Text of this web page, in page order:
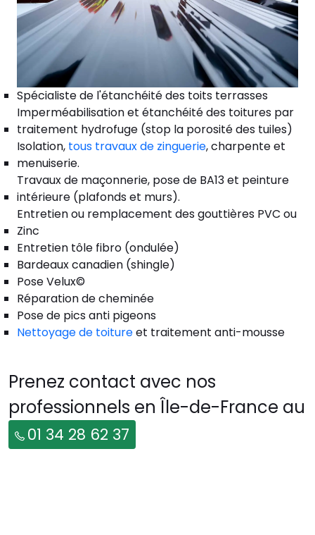
Spécialiste de l'étanchéité des toits terrasses
Imperméabilisation et étanchéité des toitures par
traitement hydrofuge (stop la porosité des tuiles)
Isolation, tous travaux de zinguerie, charpente et
menuiserie.
Travaux de maçonnerie, pose de BA13 et peinture
intérieure (plafonds et murs).
Entretien ou remplacement des gouttières PVC ou
Zinc
Entretien tôle fibro (ondulée)
Bardeaux canadien (shingle)
Pose Velux©
Réparation de cheminée
Pose de pics anti pigeons
Nettoyage de toitureet traitement anti-mousse
Prenez contact avec nos
professionnels en Île-de-France au
01 34 28 62 37